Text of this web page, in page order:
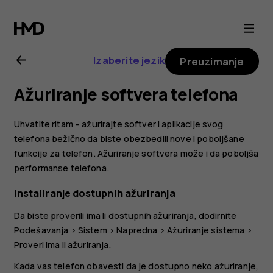
Uputstvo
za
korisnike
telefona
Nokia
G21
Izaberite jezik Preuzimanje
Ažuriranje softvera telefona
Uhvatite ritam – ažurirajte softver i aplikacije svog
telefona bežično da biste obezbedili nove i poboljšane
funkcije za telefon. Ažuriranje softvera može i da poboljša
performanse telefona.
Instaliranje dostupnih ažuriranja
Da biste proverili ima li dostupnih ažuriranja, dodirnite
Podešavanja > Sistem >Napredna > Ažuriranje sistema >
Proveri ima li ažuriranja.
Kada vas telefon obavesti da je dostupno neko ažuriranje,